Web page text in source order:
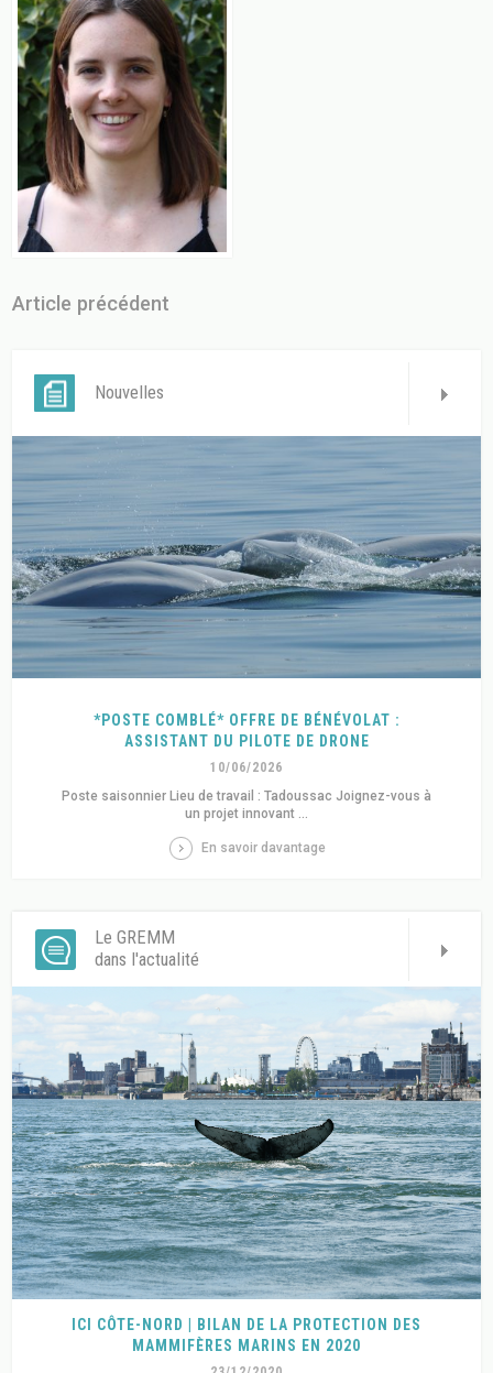
Article précédent
Nouvelles
*POSTE COMBLÉ* OFFRE DE BÉNÉVOLAT :
ASSISTANT DU PILOTE DE DRONE
10/06/2026
Poste saisonnier Lieu de travail : Tadoussac Joignez-vous à
un projet innovant ...
En savoir davantage
Le GREMM
dans l'actualité
ICI CÔTE-NORD | BILAN DE LA PROTECTION DES
MAMMIFÈRES MARINS EN 2020